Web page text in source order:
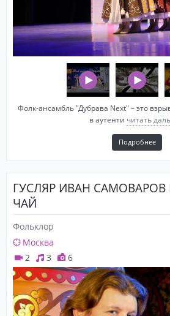
Фолк-ансамбль "Дубрава Next" – это
в аутенти читать
Подробнее
ГУСЛЯР ИВАН САМОВАРОВ
ЧАЙ
Фольклор
Москва
2
3 6